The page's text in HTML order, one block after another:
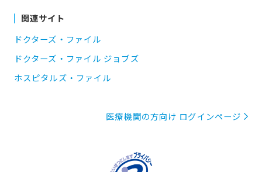
関連サイト
ドクターズ・ファイル
ドクターズ・ファイル ジョブズ
ホスピタルズ・ファイル
医療機関の方向け ログインページ